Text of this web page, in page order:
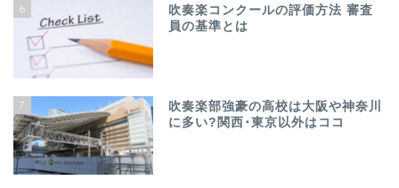
6
吹奏楽コンクールの評価方法 審査
員の基準とは
7
吹奏楽部強豪の高校は大阪や神奈川
に多い?関西･東京以外はココ